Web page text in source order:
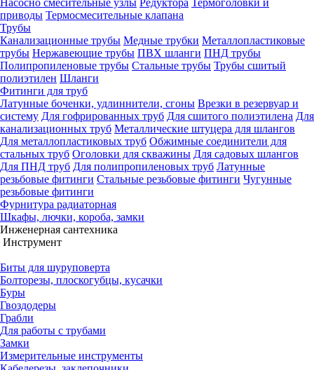
приводы Термосмесительные клапана
Трубы
Канализационные трубы Медные трубки Металлопластиковые
трубы Нержавеющие трубы ПВХ шланги ПНД трубы
Полипропиленовые трубы Стальные трубы Трубы сшитый
полиэтилен Шланги
Фитинги для труб
Латунные боченки, удлиннители, сгоны Врезки в резервуар и
систему Для гофрированных труб Для сшитого полиэтилена Для
канализационных труб Металлические штуцера для шлангов
Для металлопластиковых труб Обжимные соединители для
стальных труб Оголовки для скважины Для садовых шлангов
Для ПНД труб Для полипропиленовых труб Латунные
резьбовые фитинги Стальные резьбовые фитинги Чугунные
резьбовые фитинги
Фурнитура радиаторная
Шкафы, лючки, короба, замки
Инженерная сантехника
Инструмент
Биты для шуруповерта
Болторезы, плоскогубцы, кусачки
Буры
Гвоздодеры
Грабли
Для работы с трубами
Замки
Измерительные инструменты